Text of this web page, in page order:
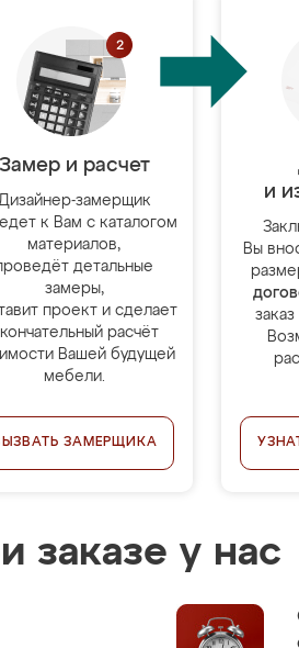
Замер и расчет
замерщик
к Вам с каталогом
материалов,
детальные
замеры,
проект и сделает
расчёт
Вашей будущей
мебели.
ЗАМЕРЩИКА
и
Вы
заказе у нас